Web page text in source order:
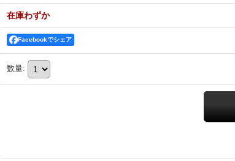
在庫わずか
Facebookでシェア
数量: